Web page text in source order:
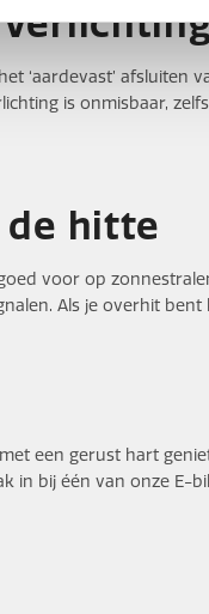
‘aardevast’
is onmisbaar,
de hitte
voor op
Als je overhit
een gerust hart
in bij één van onze